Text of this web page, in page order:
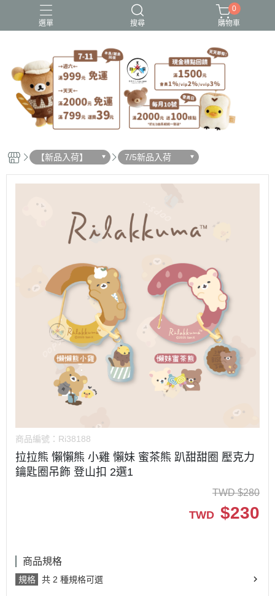
選單 搜尋
史努比歐拉夫 吉伊卡哇 憂傷馬戲團
拉拉熊
迪士尼-玩具總動員
0
購物車
【新品入荷】 7/5新品入荷
商品編號： Ri38188
拉拉熊 懶懶熊 小雞 懶妹 蜜茶熊 趴甜甜圈 壓克力
鑰匙圈吊飾 登山扣 2選1
TWD $280
TWD $230
商品規格
規格 共 2 種規格可選